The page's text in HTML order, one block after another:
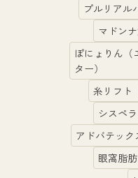
プルリアル
マドン
ぽにょりん（
ター）
糸リフト
シスペ
アドバテック
眼窩脂